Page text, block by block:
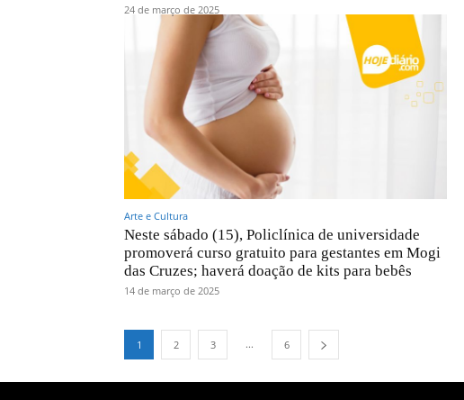
24 de março de 2025
Arte e Cultura
Neste sábado (15), Policlínica de universidade
promoverá curso gratuito para gestantes em Mogi
das Cruzes; haverá doação de kits para bebês
14 de março de 2025
1 2 3 ... 6